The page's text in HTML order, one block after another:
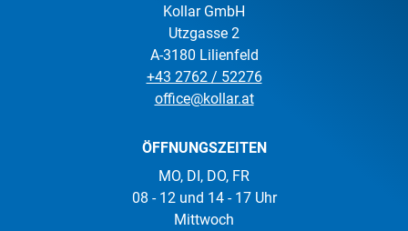
Kollar GmbH
Utzgasse 2
A-3180 Lilienfeld
+43 2762 / 52276
office@kollar.at
ÖFFNUNGSZEITEN
MO, DI, DO, FR
08 - 12 und 14 - 17 Uhr
Mittwoch